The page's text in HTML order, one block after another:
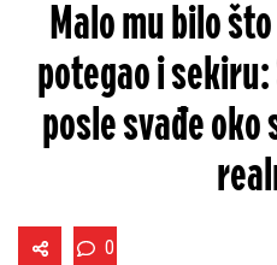
Malo mu bilo
potegao i
posle svađe
0